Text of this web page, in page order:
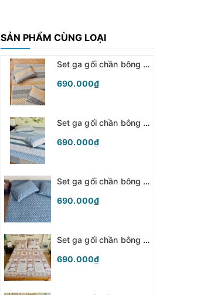
SẢN PHẨM CÙNG LOẠI
Set ga gối chần bông (Kẻ xám cam) - SGGCB346
690.000₫
Set ga gối chần bông (Kẻ xanh) - SGGCB345
690.000₫
Set ga gối chần bông (Chấm bi sắc màu) - SGGCB344
690.000₫
Set ga gối chần bông (Cún khăn nâu) - SGGCB343
690.000₫